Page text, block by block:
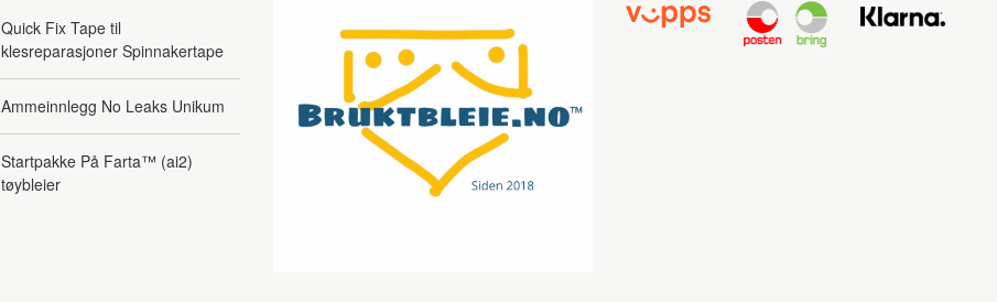
Quick Fix Tape til
klesreparasjoner Spinnakertape
Ammeinnlegg No Leaks Unikum
Startpakke På Farta™ (ai2)
tøybleier